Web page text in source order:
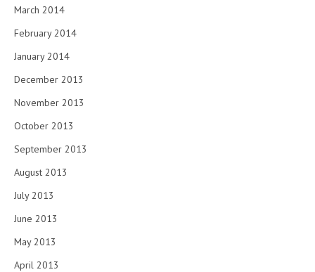
March 2014
February 2014
January 2014
December 2013
November 2013
October 2013
September 2013
August 2013
July 2013
June 2013
May 2013
April 2013